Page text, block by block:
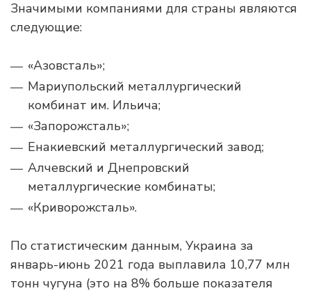
Значимыми компаниями для страны являются
следующие:
«Азовсталь»;
Мариупольский металлургический
комбинат им. Ильича;
«Запорожсталь»;
Енакиевский металлургический завод;
Алчевский и Днепровский
металлургические комбинаты;
«Криворожсталь».
По статистическим данным, Украина за
январь-июнь 2021 года выплавила 10,77 млн
тонн чугуна (это на 8% больше показателя